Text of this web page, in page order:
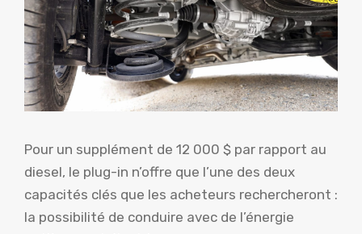
Pour un supplément de 12 000 $ par rapport au
diesel, le plug-in n’offre que l’une des deux
capacités clés que les acheteurs rechercheront :
la possibilité de conduire avec de l’énergie